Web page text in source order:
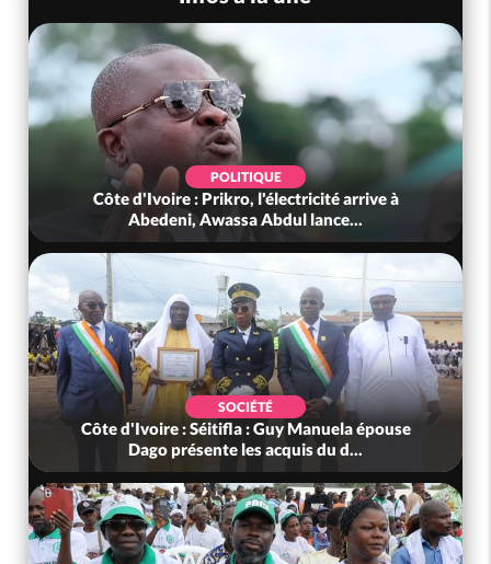
POLITIQUE
Côte d'Ivoire : Prikro, l'électricité arrive à
Abedeni, Awassa Abdul lance...
SOCIÉTÉ
Côte d'Ivoire : Séitifla : Guy Manuela épouse
Dago présente les acquis du d...